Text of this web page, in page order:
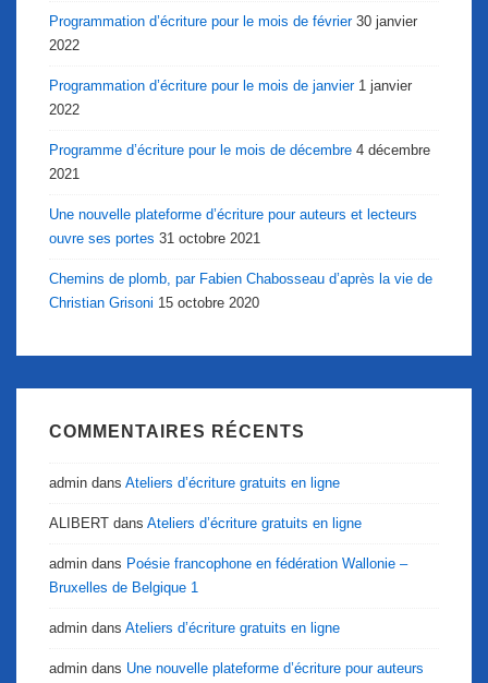
Programmation d’écriture pour le mois de février 30 janvier
2022
Programmation d’écriture pour le mois de janvier 1 janvier
2022
Programme d’écriture pour le mois de décembre 4 décembre
2021
Une nouvelle plateforme d’écriture pour auteurs et lecteurs
ouvre ses portes 31 octobre 2021
Chemins de plomb, par Fabien Chabosseau d’après la vie de
Christian Grisoni 15 octobre 2020
COMMENTAIRES RÉCENTS
admin dans Ateliers d’écriture gratuits en ligne
ALIBERT dans Ateliers d’écriture gratuits en ligne
admin dans Poésie francophone en fédération Wallonie –
Bruxelles de Belgique 1
admin dans Ateliers d’écriture gratuits en ligne
admin dans Une nouvelle plateforme d’écriture pour auteurs